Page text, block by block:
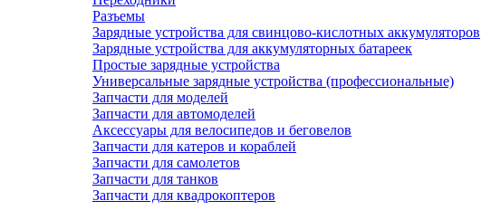
Разъемы
Зарядные устройства для свинцово-кислотных аккумуляторов
Зарядные устройства для аккумуляторных батареек
Простые зарядные устройства
Универсальные зарядные устройства (профессиональные)
Запчасти для моделей
Запчасти для автомоделей
Аксессуары для велосипедов и беговелов
Запчасти для катеров и кораблей
Запчасти для самолетов
Запчасти для танков
Запчасти для квадрокоптеров